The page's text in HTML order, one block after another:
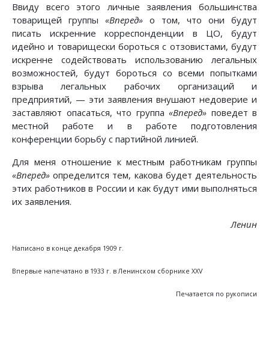
Ввиду всего этого личные заявления большинства
товарищей группы «Вперед» о том, что они будут
писать искренние корреспонденции в ЦО, будут
идейно и товарищески бороться с отзовистами, будут
искренне содействовать использованию легальных
возможностей, будут бороться со всеми попытками
взрыва легальных рабочих организаций и
предприятий, — эти заявления внушают недоверие и
заставляют опасаться, что группа «Вперед» поведет в
местной работе и в работе подготовления
конференции борьбу с партийной линией.
Для меня отношение к местным работникам группы
«Вперед» определится тем, какова будет деятельность
этих работников в России и как будут ими выполняться
их заявления.
Ленин
Написано в конце декабря 1909 г.
Впервые напечатано в 1933 г. в Ленинском сборнике XXV
Печатается по рукописи